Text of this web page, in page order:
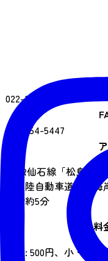
022-354-3206
022-354-5447
・JR仙石線「松島海
・三陸自動車道松島
車で約5分
料
大人: 500円、小・中